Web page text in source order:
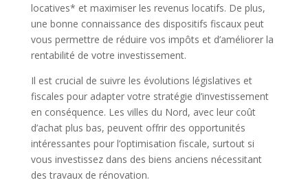
locatives* et maximiser les revenus locatifs. De plus,
une bonne connaissance des dispositifs fiscaux peut
vous permettre de réduire vos impôts et d’améliorer la
rentabilité de votre investissement.
Il est crucial de suivre les évolutions législatives et
fiscales pour adapter votre stratégie d’investissement
en conséquence. Les villes du Nord, avec leur coût
d’achat plus bas, peuvent offrir des opportunités
intéressantes pour l’optimisation fiscale, surtout si
vous investissez dans des biens anciens nécessitant
des travaux de rénovation.